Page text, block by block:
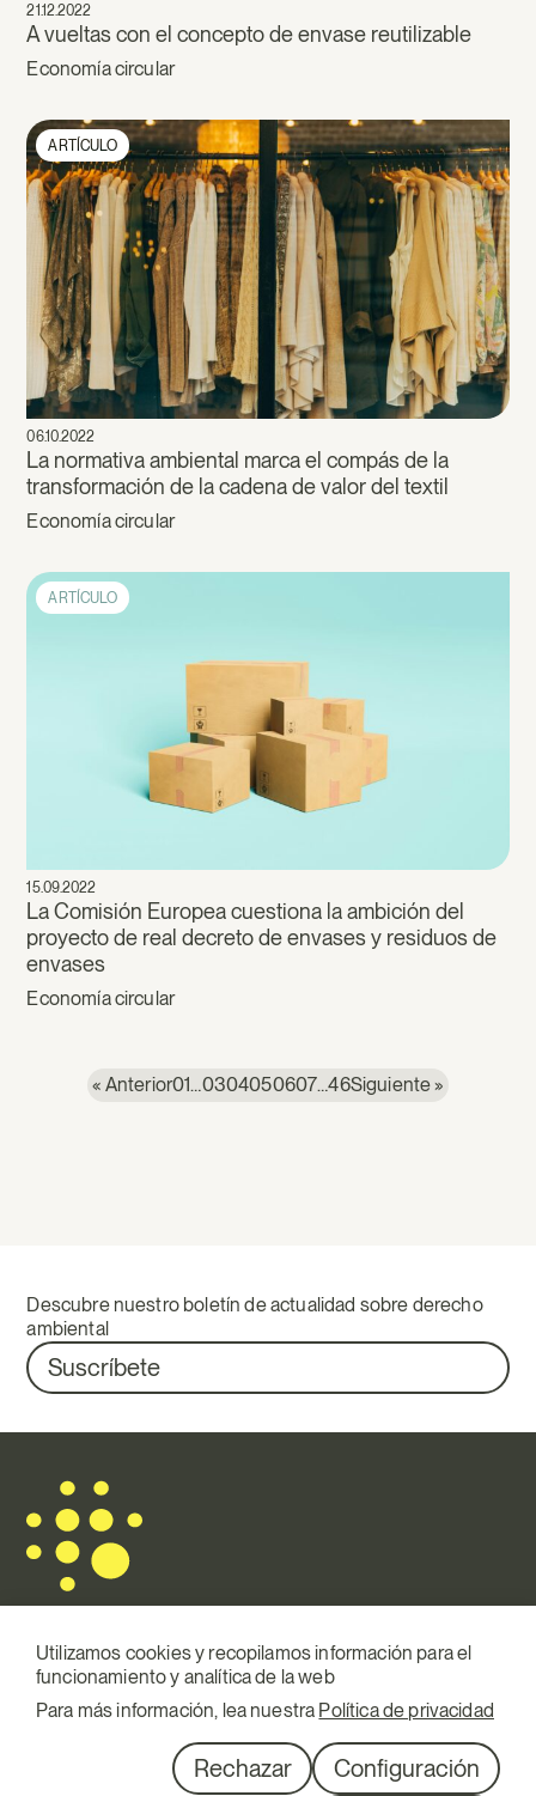
21.12.2022
A vueltas con el concepto de envase reutilizable
Economía circular
ARTÍCULO
06.10.2022
La normativa ambiental marca el compás de la
transformación de la cadena de valor del textil
Economía circular
ARTÍCULO
15.09.2022
La Comisión Europea cuestiona la ambición del
proyecto de real decreto de envases y residuos de
envases
Economía circular
« Anterior01…0304050607…46Siguiente »
Descubre nuestro boletín de actualidad sobre derecho
ambiental
Suscríbete
Mail.
info@terraqui.com
Telf.
+34 934 146 307
Utilizamos cookies y recopilamos información para el
funcionamiento y analítica de la web
Para más información, lea nuestra Política de privacidad
Rechazar Configuración